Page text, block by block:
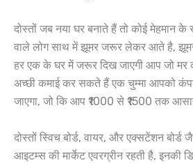
दोस्तों जब नया घर बनाते हैं तो कोई मेहमान
वाले लोग साथ में झूमर जरूर लेकर आते है,
हर एक के घर में जरूर दिख जाएगी आप जो
अच्छी कमाई कर सकते हैं एक चुम्मा आपको
जाएगा, जो कि आप ₹1000 से ₹1500 तक
दोस्तों स्विच बोर्ड, वायर, और एक्सटेंशन
आइटम्स की मार्केट एवरग्रीन रहती है,